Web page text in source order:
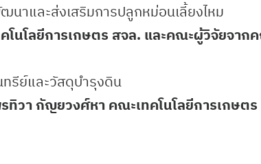
นาและส่งเสริมการปลูกหม่อนเลี้ยงไหม
นโลยีการเกษตร สจล. และคณะผู้วิจัยจาก
รีย์และวัสดุบำรุงดิน
วา กัญยวงศ์หา คณะเทคโนโลยีการเกษต